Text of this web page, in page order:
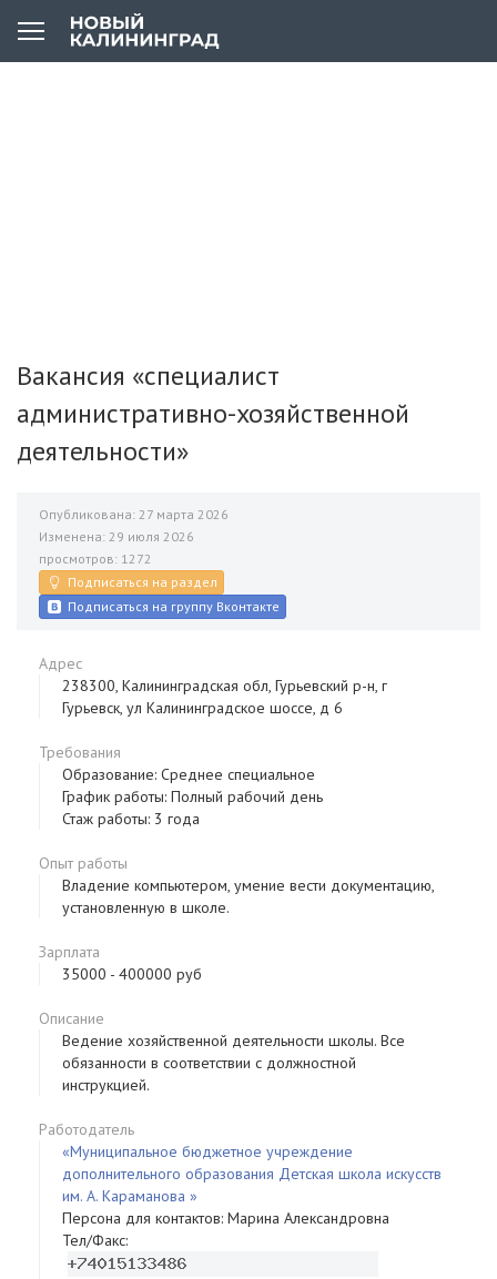
Вакансия «специалист
административно-хозяйственной
деятельности»
Опубликована: 27 марта 2026
Изменена: 29 июля 2026
просмотров: 1272
Подписаться на раздел
Подписаться на группу Вконтакте
Адрес
238300, Калининградская обл, Гурьевский р-н, г
Гурьевск, ул Калининградское шоссе, д 6
Требования
Образование: Среднее специальное
График работы: Полный рабочий день
Стаж работы: 3 года
Опыт работы
Владение компьютером, умение вести документацию,
установленную в школе.
Зарплата
35000 - 400000 руб
Описание
Ведение хозяйственной деятельности школы. Все
обязанности в соответствии с должностной
инструкцией.
Работодатель
«Муниципальное бюджетное учреждение
дополнительного образования Детская школа искусств
им. А. Караманова »
Персона для контактов: Марина Александровна
Тел/Факс: